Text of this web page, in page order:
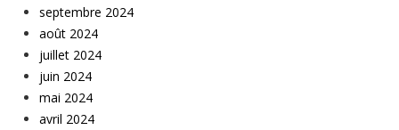
septembre 2024
août 2024
juillet 2024
juin 2024
mai 2024
avril 2024